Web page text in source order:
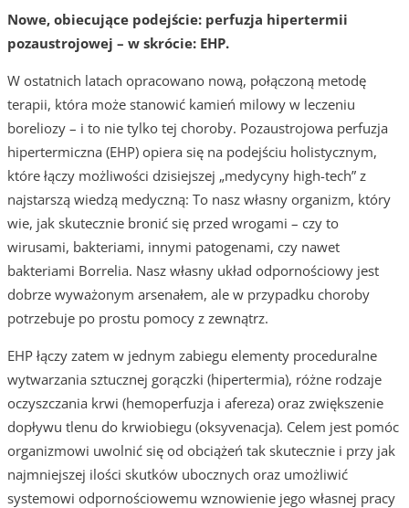
Nowe, obiecujące podejście: perfuzja hipertermii
pozaustrojowej – w skrócie: EHP.
W ostatnich latach opracowano nową, połączoną metodę
terapii, która może stanowić kamień milowy w leczeniu
boreliozy – i to nie tylko tej choroby. Pozaustrojowa perfuzja
hipertermiczna (EHP) opiera się na podejściu holistycznym,
które łączy możliwości dzisiejszej „medycyny high-tech” z
najstarszą wiedzą medyczną: To nasz własny organizm, który
wie, jak skutecznie bronić się przed wrogami – czy to
wirusami, bakteriami, innymi patogenami, czy nawet
bakteriami Borrelia. Nasz własny układ odpornościowy jest
dobrze wyważonym arsenałem, ale w przypadku choroby
potrzebuje po prostu pomocy z zewnątrz.
EHP łączy zatem w jednym zabiegu elementy proceduralne
wytwarzania sztucznej gorączki (hipertermia), różne rodzaje
oczyszczania krwi (hemoperfuzja i afereza) oraz zwiększenie
dopływu tlenu do krwiobiegu (oksyvenacja). Celem jest pomóc
organizmowi uwolnić się od obciążeń tak skutecznie i przy jak
najmniejszej ilości skutków ubocznych oraz umożliwić
systemowi odpornościowemu wznowienie jego własnej pracy